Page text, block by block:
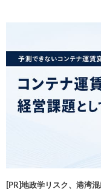
[PR]地政学リスク、港湾